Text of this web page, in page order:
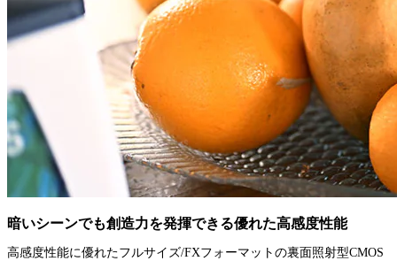
暗いシーンでも創造力を発揮できる優れた高感度性能
高感度性能に優れたフルサイズ/FXフォーマットの裏面照射型CMOS